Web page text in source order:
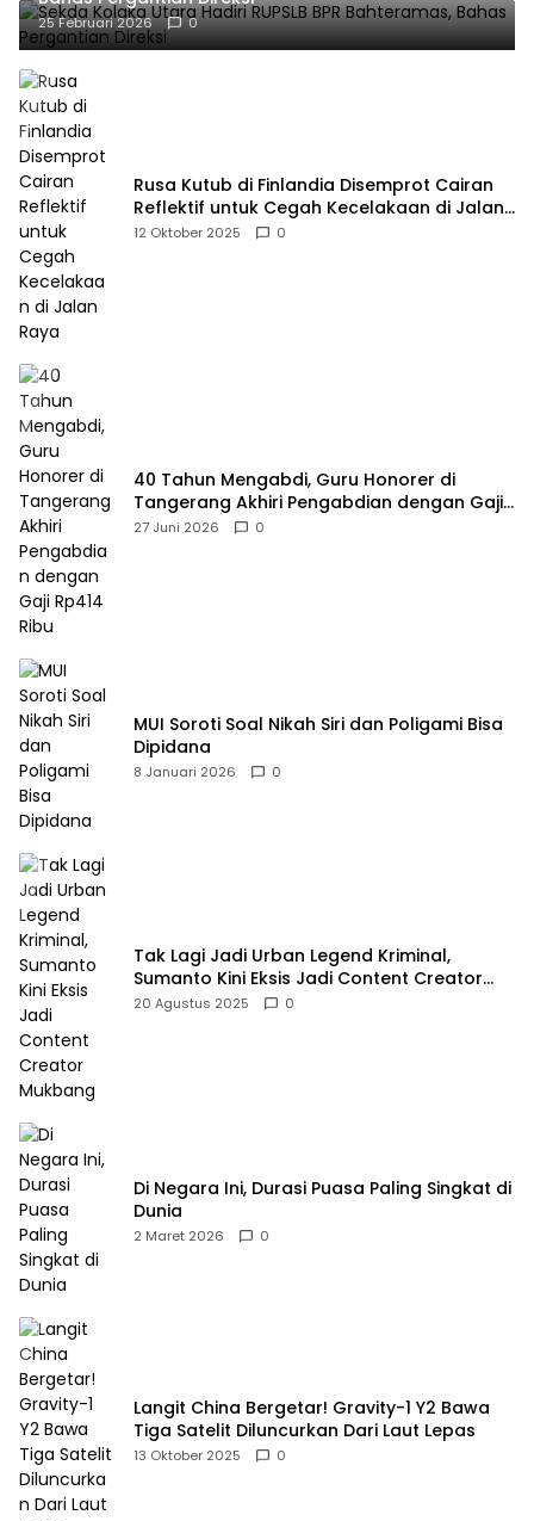
25 Februari 2026 0
Rusa Kutub di Finlandia Disemprot Cairan
Reflektif untuk Cegah Kecelakaan di Jalan
Raya
12 Oktober 2025 0
40 Tahun Mengabdi, Guru Honorer di
Tangerang Akhiri Pengabdian dengan Gaji
Rp414 Ribu
27 Juni 2026 0
MUI Soroti Soal Nikah Siri dan Poligami Bisa
Dipidana
8 Januari 2026 0
Tak Lagi Jadi Urban Legend Kriminal,
Sumanto Kini Eksis Jadi Content Creator
Mukbang
20 Agustus 2025 0
Di Negara Ini, Durasi Puasa Paling Singkat di
Dunia
2 Maret 2026 0
Langit China Bergetar! Gravity-1 Y2 Bawa
Tiga Satelit Diluncurkan Dari Laut Lepas
13 Oktober 2025 0